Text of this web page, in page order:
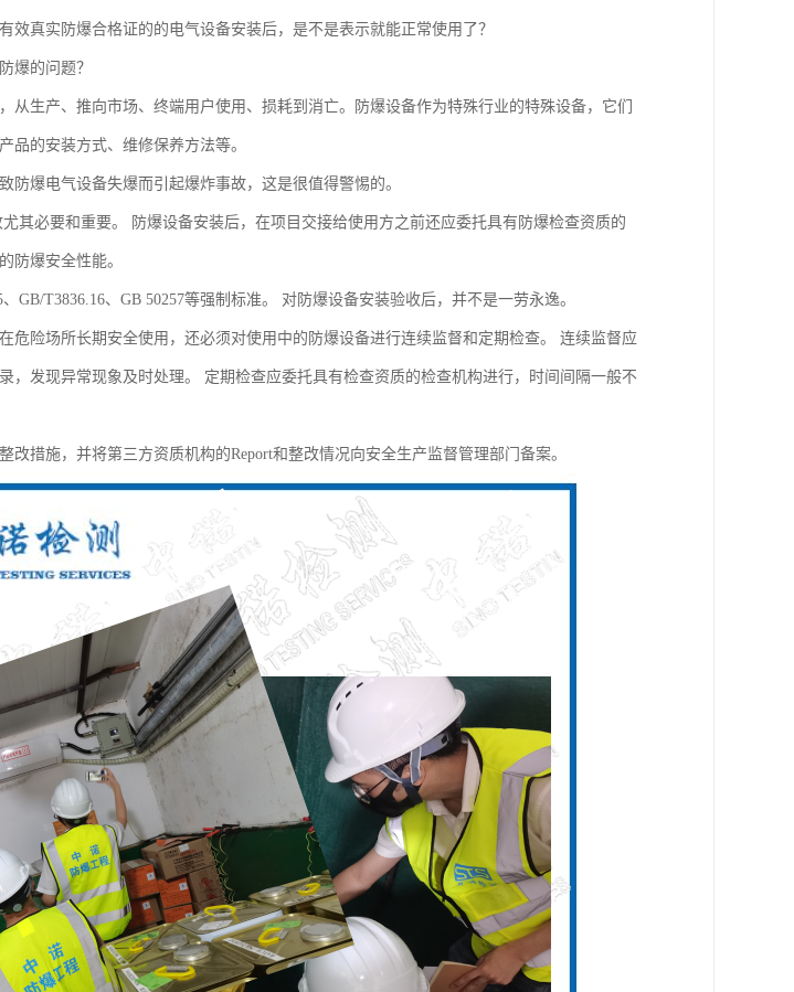
效真实防爆合格证的的电气设备安装后，是不是表示就能正常使用了？
爆的问题？
从生产、推向市场、终端用户使用、损耗到消亡。防爆设备作为特殊行业的特殊设备，它们
品的安装方式、维修保养方法等。
防爆电气设备失爆而引起爆炸事故，这是很值得警惕的。
其必要和重要。 防爆设备安装后，在项目交接给使用方之前还应委托具有防爆检查资质的
防爆安全性能。
GB/T3836.16、GB 50257等强制标准。 对防爆设备安装验收后，并不是一劳永逸。
危险场所长期安全使用，还必须对使用中的防爆设备进行连续监督和定期检查。 连续监督应
，发现异常现象及时处理。 定期检查应委托具有检查资质的检查机构进行，时间间隔一般不
改措施，并将第三方资质机构的Report和整改情况向安全生产监督管理部门备案。